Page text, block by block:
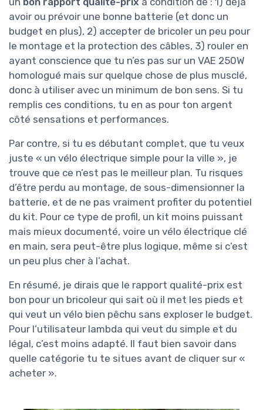
avoir ou prévoir une bonne batterie (et donc un
budget en plus), 2) accepter de bricoler un peu pour
le montage et la protection des câbles, 3) rouler en
ayant conscience que tu n’es pas sur un VAE 250W
homologué mais sur quelque chose de plus musclé,
donc à utiliser avec un minimum de bon sens. Si tu
remplis ces conditions, tu en as pour ton argent
côté sensations et performances.
Par contre, si tu es débutant complet, que tu veux
juste « un vélo électrique simple pour la ville », je
trouve que ce n’est pas le meilleur plan. Tu risques
d’être perdu au montage, de sous-dimensionner la
batterie, et de ne pas vraiment profiter du potentiel
du kit. Pour ce type de profil, un kit moins puissant
mais mieux documenté, voire un vélo électrique clé
en main, sera peut-être plus logique, même si c’est
un peu plus cher à l’achat.
En résumé, je dirais que le rapport qualité-prix est
bon pour un bricoleur qui sait où il met les pieds et
qui veut un vélo bien pêchu sans exploser le budget.
Pour l’utilisateur lambda qui veut du simple et du
légal, c’est moins adapté. Il faut bien savoir dans
quelle catégorie tu te situes avant de cliquer sur «
acheter ».